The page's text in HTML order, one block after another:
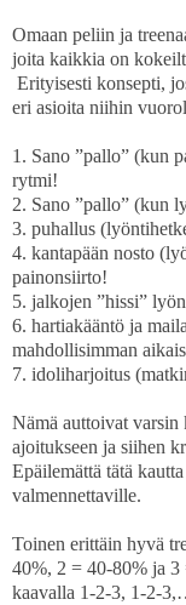
Omaan peliin ja
joita kaikkia on
Erityisesti konsepti,
eri asioita niihin
1. Sano ”pallo” (kun
rytmi!
2. Sano ”pallo” (kun
3. puhallus
4. kantapään nosto
painonsiirto!
5. jalkojen ”hissi”
6. hartiakääntö ja
mahdollisimman
7. idoliharjoitus
Nämä auttoivat varsin
ajoitukseen ja siihen
Epäilemättä tätä
valmennettaville.
Toinen erittäin hyvä
40%, 2 = 40-80% ja 3
kaavalla 1-2-3, 1-2-